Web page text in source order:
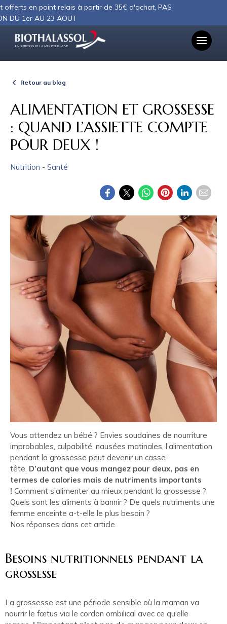
point relais à partir de 35€ d'achat, PAS
23 AOUT
LA NUTRITION DE LA MER POUR LA VIE
Retour au blog
ALIMENTATION ET GROSSESSE
: QUAND L’ASSIETTE COMPTE
POUR DEUX !
Nutrition - Santé
Vous attendez un bébé ? Envies soudaines de nourriture
improbables, culpabilité, nausées matinales, l’alimentation
pendant la grossesse peut devenir un casse-
tête. D’autant que vous mangez pour deux, pas en
termes de calories mais de nutriments importants
! Comment s’alimenter au mieux pendant la grossesse ?
Quels sont les aliments à bannir ? De quels nutriments une
femme enceinte a-t-elle le plus besoin ?
Nos réponses dans cet article.
Besoins nutritionnels pendant la
grossesse
La grossesse est une période sensible où la maman va
nourrir le fœtus via le cordon ombilical avec ce qu’elle
Panneau de gestion des cookies